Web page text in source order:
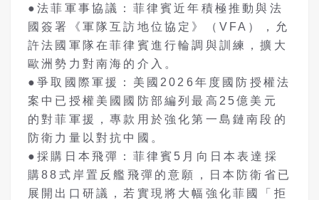
●法菲軍事協議：菲律賓近年積極推動與法
國簽署《軍隊互訪地位協定》（ VFA ），允
許法國軍隊在菲律賓進行輪調與訓練，擴大
歐洲勢力對南海的介入。
●爭取國際軍援：美國 2026年度國防授權法
案中已授權美國國防部編列最高 25億美元
的對菲軍援，專款用於強化第一島鏈南段的
防衛力量以對抗中國。
●採購日本飛彈：菲律賓 5 月向日本表達採
購88 式岸置反艦飛彈的意願，日本防衛省已
展開出口研議，若實現將大幅強化菲國「拒